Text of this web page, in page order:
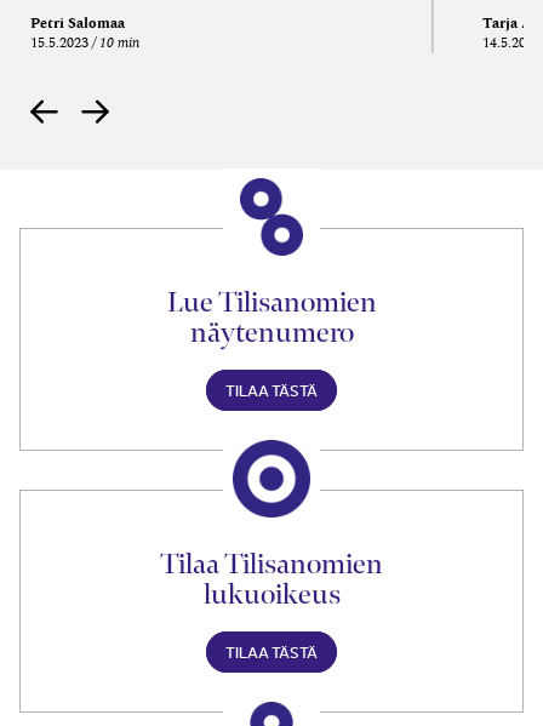
Petri Salomaa
15.5.2023 10 min
Tarja
14.5.2021
Lue Tilisanomien
näytenumero
TILAA TÄSTÄ
Tilaa Tilisanomien
lukuoikeus
TILAA TÄSTÄ